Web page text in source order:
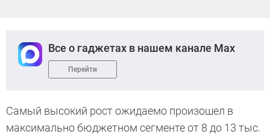
Все о гаджетах в нашем канале Max
Перейти
Самый высокий рост ожидаемо произошел в
максимально бюджетном сегменте от 8 до 13 тыс.